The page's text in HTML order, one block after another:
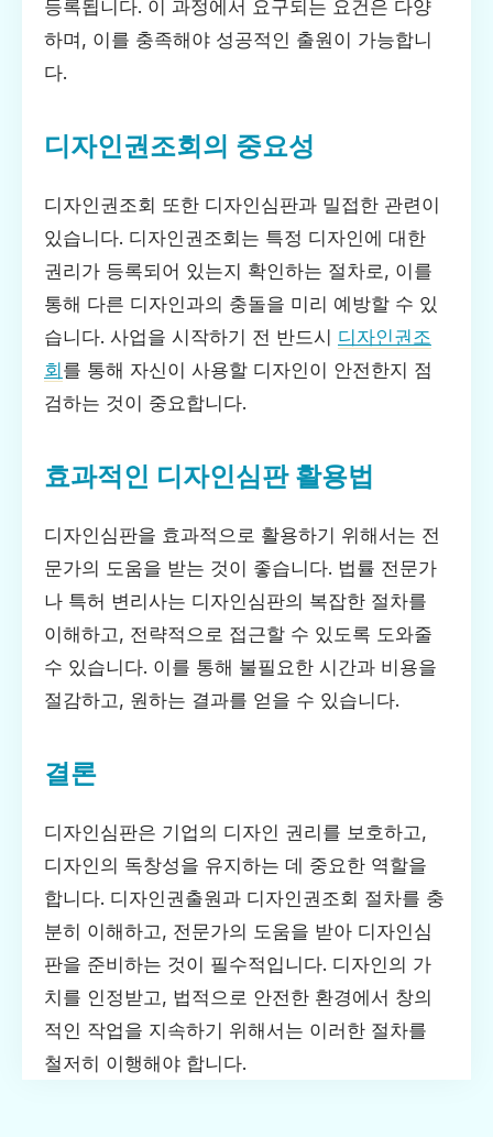
등록됩니다. 이 과정에서 요구되는 요건은 다양
하며, 이를 충족해야 성공적인 출원이 가능합니
다.
디자인권조회의 중요성
디자인권조회 또한 디자인심판과 밀접한 관련이
있습니다. 디자인권조회는 특정 디자인에 대한
권리가 등록되어 있는지 확인하는 절차로, 이를
통해 다른 디자인과의 충돌을 미리 예방할 수 있
습니다. 사업을 시작하기 전 반드시 디자인권조
회를 통해 자신이 사용할 디자인이 안전한지 점
검하는 것이 중요합니다.
효과적인 디자인심판 활용법
디자인심판을 효과적으로 활용하기 위해서는 전
문가의 도움을 받는 것이 좋습니다. 법률 전문가
나 특허 변리사는 디자인심판의 복잡한 절차를
이해하고, 전략적으로 접근할 수 있도록 도와줄
수 있습니다. 이를 통해 불필요한 시간과 비용을
절감하고, 원하는 결과를 얻을 수 있습니다.
결론
디자인심판은 기업의 디자인 권리를 보호하고,
디자인의 독창성을 유지하는 데 중요한 역할을
합니다. 디자인권출원과 디자인권조회 절차를 충
분히 이해하고, 전문가의 도움을 받아 디자인심
판을 준비하는 것이 필수적입니다. 디자인의 가
치를 인정받고, 법적으로 안전한 환경에서 창의
적인 작업을 지속하기 위해서는 이러한 절차를
철저히 이행해야 합니다.